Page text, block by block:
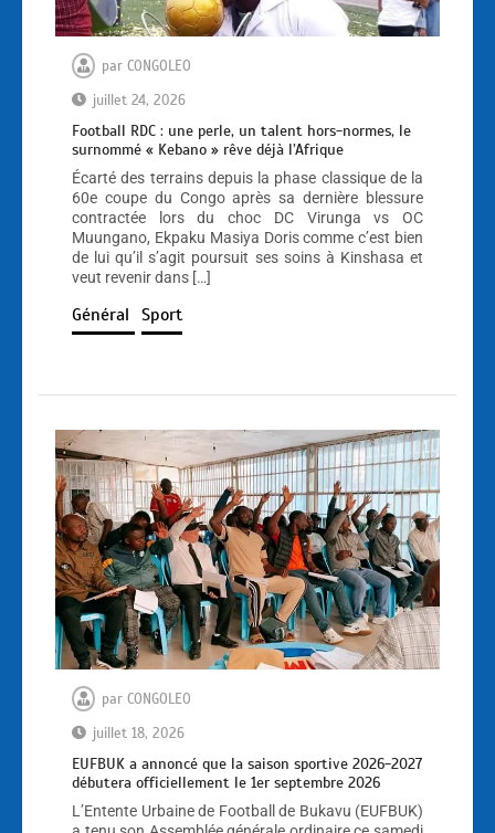
par CONGOLEO
juillet 24, 2026
Football RDC : une perle, un talent hors-normes, le
surnommé « Kebano » rêve déjà l’Afrique
Écarté des terrains depuis la phase classique de la
60e coupe du Congo après sa dernière blessure
contractée lors du choc DC Virunga vs OC
Muungano, Ekpaku Masiya Doris comme c’est bien
de lui qu’il s’agit poursuit ses soins à Kinshasa et
veut revenir dans […]
Général Sport
par CONGOLEO
juillet 18, 2026
EUFBUK a annoncé que la saison sportive 2026-2027
débutera officiellement le 1er septembre 2026
L’Entente Urbaine de Football de Bukavu (EUFBUK)